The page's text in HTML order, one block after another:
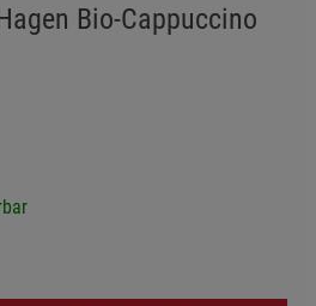
Bio-Cappuccino